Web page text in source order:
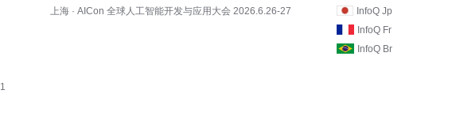
上海 · AICon 全球人工智能开发与应用大会 2026.6.26-27
InfoQ Jp
InfoQ Fr
InfoQ Br